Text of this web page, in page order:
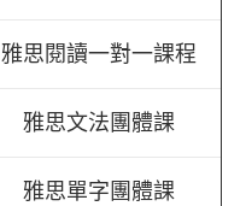
雅思閱讀一對一課程
雅思文法團體課
雅思單字團體課